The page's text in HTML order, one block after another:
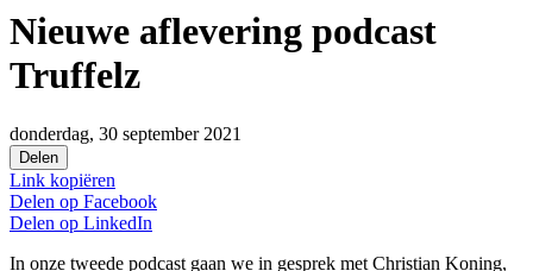
Nieuwe aflevering podcast
Truffelz
donderdag, 30 september 2021
Delen
Link kopiëren
Delen op Facebook
Delen op LinkedIn
In onze tweede podcast gaan we in gesprek met Christian Koning,